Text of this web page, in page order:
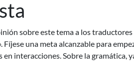
sobre este tema a los
Fíjese una meta alcanzable para
en interacciones. Sobre la gramática,